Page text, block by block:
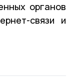
органов
связи и